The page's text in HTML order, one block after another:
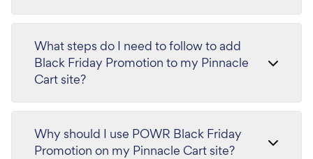
What steps do I need to follow to add
Black Friday Promotion to my Pinnacle
Cart site?
Why should I use POWR Black Friday
Promotion on my Pinnacle Cart site?